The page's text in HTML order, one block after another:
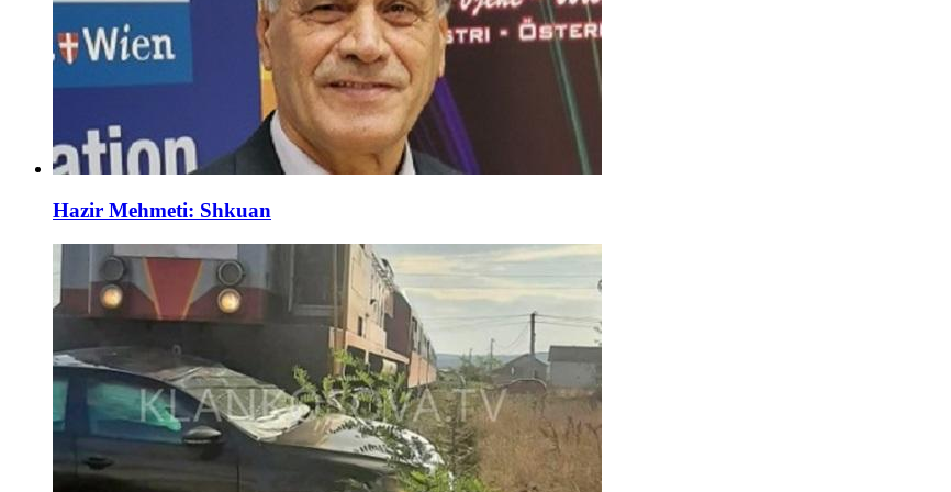
Hazir Mehmeti: Shkuan